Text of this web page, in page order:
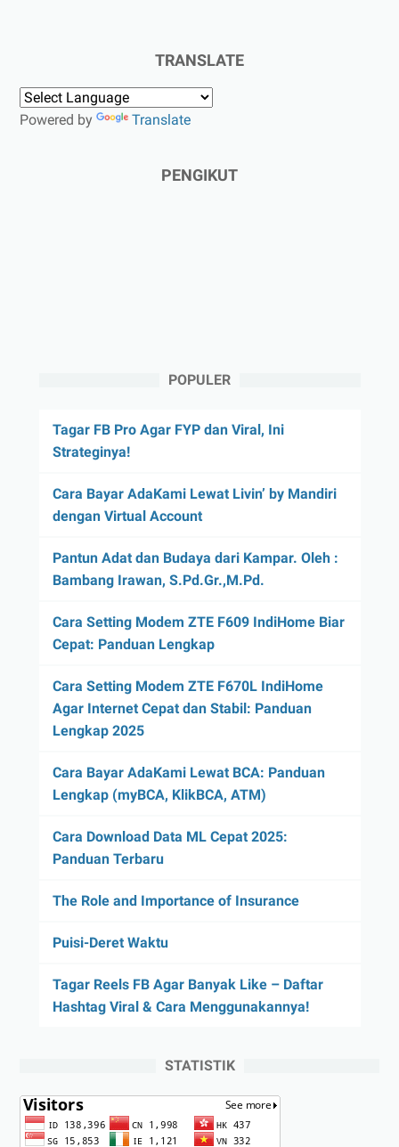
TRANSLATE
Powered by Translate
PENGIKUT
POPULER
Tagar FB Pro Agar FYP dan Viral, Ini
Strateginya!
Cara Bayar AdaKami Lewat Livin’ by Mandiri
dengan Virtual Account
Pantun Adat dan Budaya dari Kampar. Oleh :
Bambang Irawan, S.Pd.Gr.,M.Pd.
Cara Setting Modem ZTE F609 IndiHome Biar
Cepat: Panduan Lengkap
Cara Setting Modem ZTE F670L IndiHome
Agar Internet Cepat dan Stabil: Panduan
Lengkap 2025
Cara Bayar AdaKami Lewat BCA: Panduan
Lengkap (myBCA, KlikBCA, ATM)
Cara Download Data ML Cepat 2025:
Panduan Terbaru
The Role and Importance of Insurance
Puisi-Deret Waktu
Tagar Reels FB Agar Banyak Like – Daftar
Hashtag Viral & Cara Menggunakannya!
STATISTIK